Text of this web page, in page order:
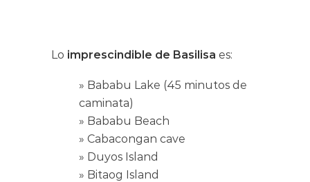
Lo imprescindible de Basilisa es:
» Bababu Lake (45 minutos de
caminata)
» Bababu Beach
» Cabacongan cave
» Duyos Island
» Bitaog Island